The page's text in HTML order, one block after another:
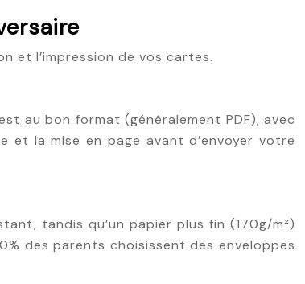
et l’impression de vos cartes.
au bon format (généralement PDF), avec
et la mise en page avant d’envoyer votre
tandis qu’un papier plus fin (170g/m²)
des parents choisissent des enveloppes